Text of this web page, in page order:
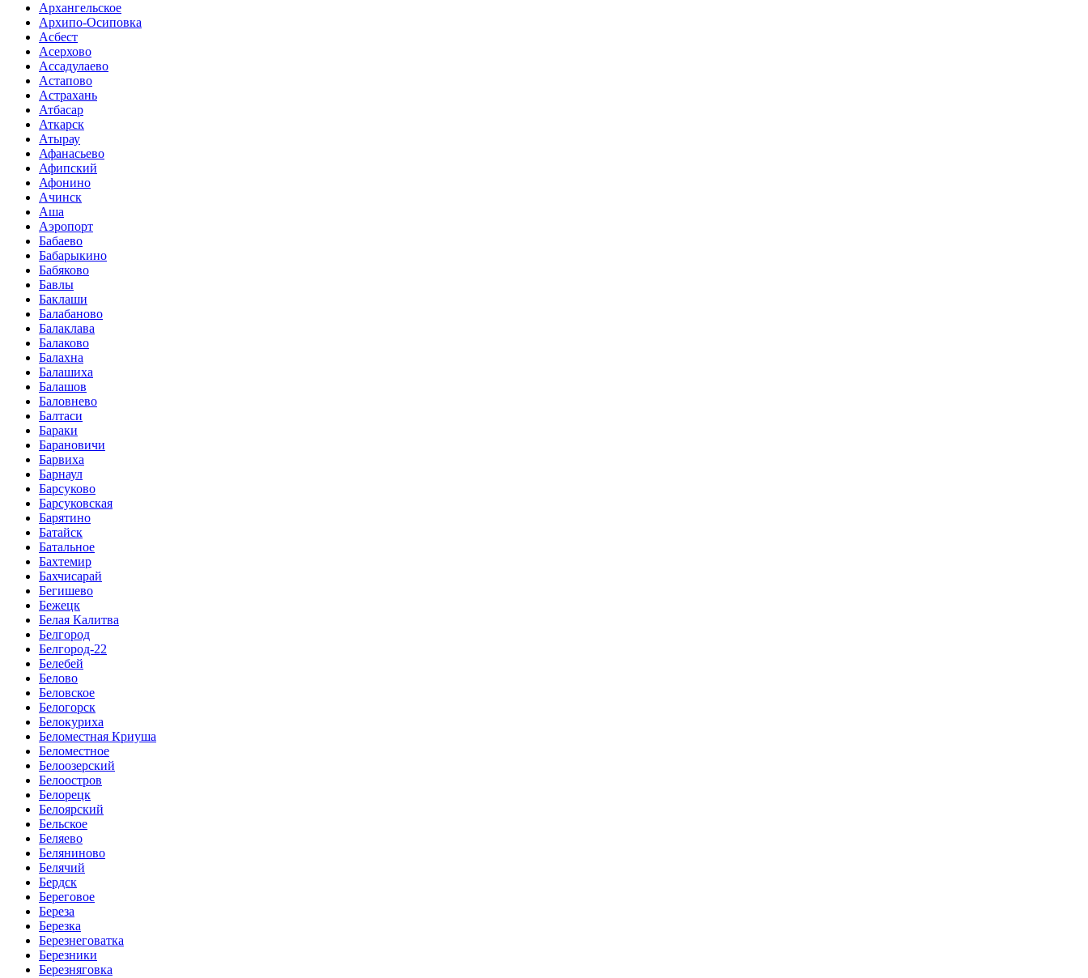
Архангельское
Архипо-Осиповка
Асбест
Асерхово
Ассадулаево
Астапово
Астрахань
Атбасар
Аткарск
Атырау
Афанасьево
Афипский
Афонино
Ачинск
Аша
Аэропорт
Бабаево
Бабарыкино
Бабяково
Бавлы
Баклаши
Балабаново
Балаклава
Балаково
Балахна
Балашиха
Балашов
Баловнево
Балтаси
Бараки
Барановичи
Барвиха
Барнаул
Барсуково
Барсуковская
Барятино
Батайск
Батальное
Бахтемир
Бахчисарай
Бегишево
Бежецк
Белая Калитва
Белгород
Белгород-22
Белебей
Белово
Беловское
Белогорск
Белокуриха
Беломестная Криуша
Беломестное
Белоозерский
Белоостров
Белорецк
Белоярский
Бельское
Беляево
Беляниново
Белячий
Бердск
Береговое
Береза
Березка
Березнеговатка
Березники
Березняговка